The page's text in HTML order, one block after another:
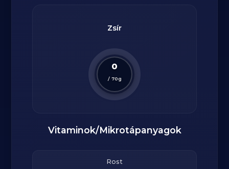
Zsír
0
/ 70g
Vitaminok/Mikrotápanyagok
Rost